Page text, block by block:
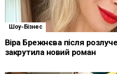
Шоу-Бізнес
Віра Брежнєва після
закрутила новий роман